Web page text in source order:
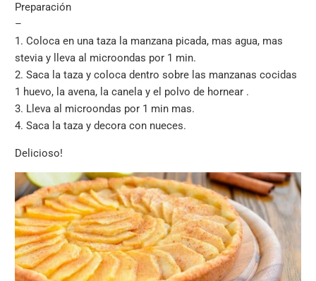
Preparación
–
1. Coloca en una taza la manzana picada, mas agua, mas
stevia y lleva al microondas por 1 min.
2. Saca la taza y coloca dentro sobre las manzanas cocidas
1 huevo, la avena, la canela y el polvo de hornear .
3. Lleva al microondas por 1 min mas.
4. Saca la taza y decora con nueces.
Delicioso!